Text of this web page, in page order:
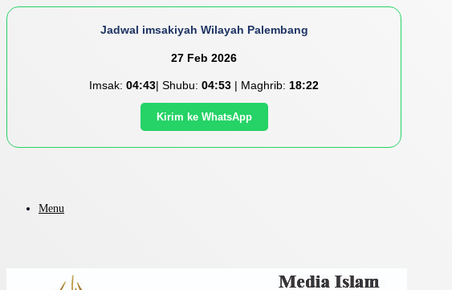
Jadwal imsakiyah Wilayah Palembang
27 Feb 2026
Imsak: 04:43| Shubu: 04:53 | Maghrib: 18:22
Kirim ke WhatsApp
Menu